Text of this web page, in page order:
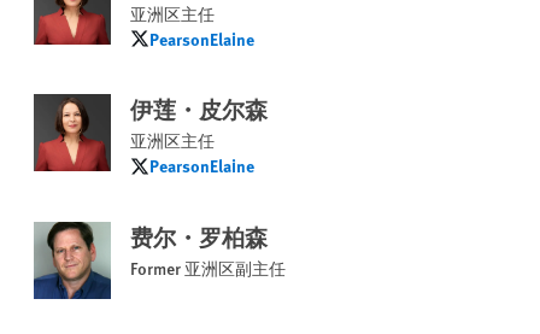
亚洲区主任
PearsonElaine
PearsonElaine
伊莲・皮尔森
亚洲区主任
PearsonElaine
PearsonElaine
费尔・罗柏森
Former 亚洲区副主任